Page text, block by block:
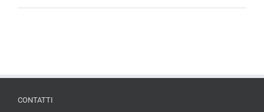
CONTATTI